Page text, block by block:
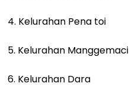
4. Kelurahan Pena toi
5. Kelurahan Manggemaci
6. Kelurahan Dara